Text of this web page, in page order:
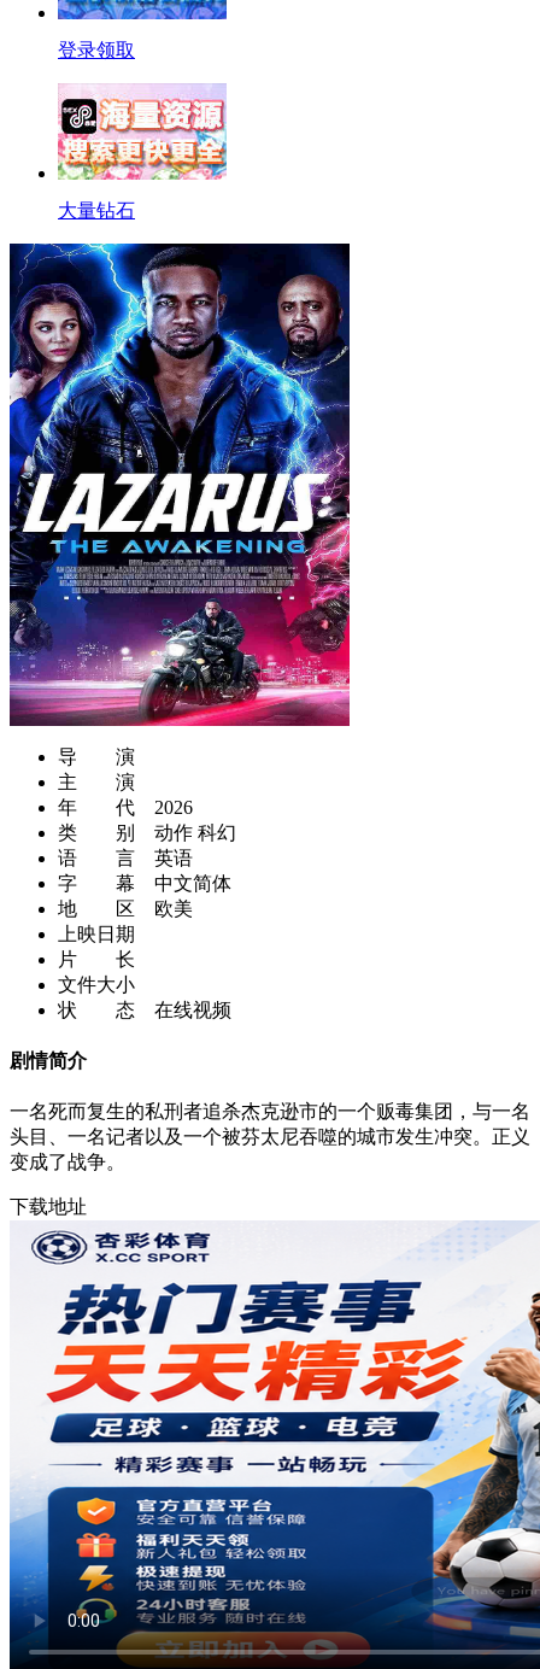
登录领取
大量钻石
导 演
主 演
年 代
2026
类 别
动作 科幻
语 言
英语
字 幕
中文简体
地 区
欧美
上映日期
片 长
文件大小
状 态
在线视频
剧情简介
一名死而复生的私刑者追杀杰克逊市的一个贩毒集团，与一名
头目、一名记者以及一个被芬太尼吞噬的城市发生冲突。正义
变成了战争。
下载地址